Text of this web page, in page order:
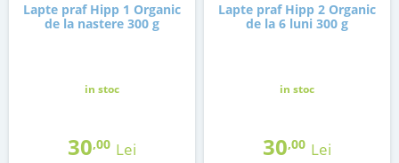
Lapte praf Hipp 1 Organic
de la nastere 300 g
in stoc
30,00 Lei
Lapte praf Hipp 2 Organic
de la 6 luni 300 g
in stoc
30,00 Lei